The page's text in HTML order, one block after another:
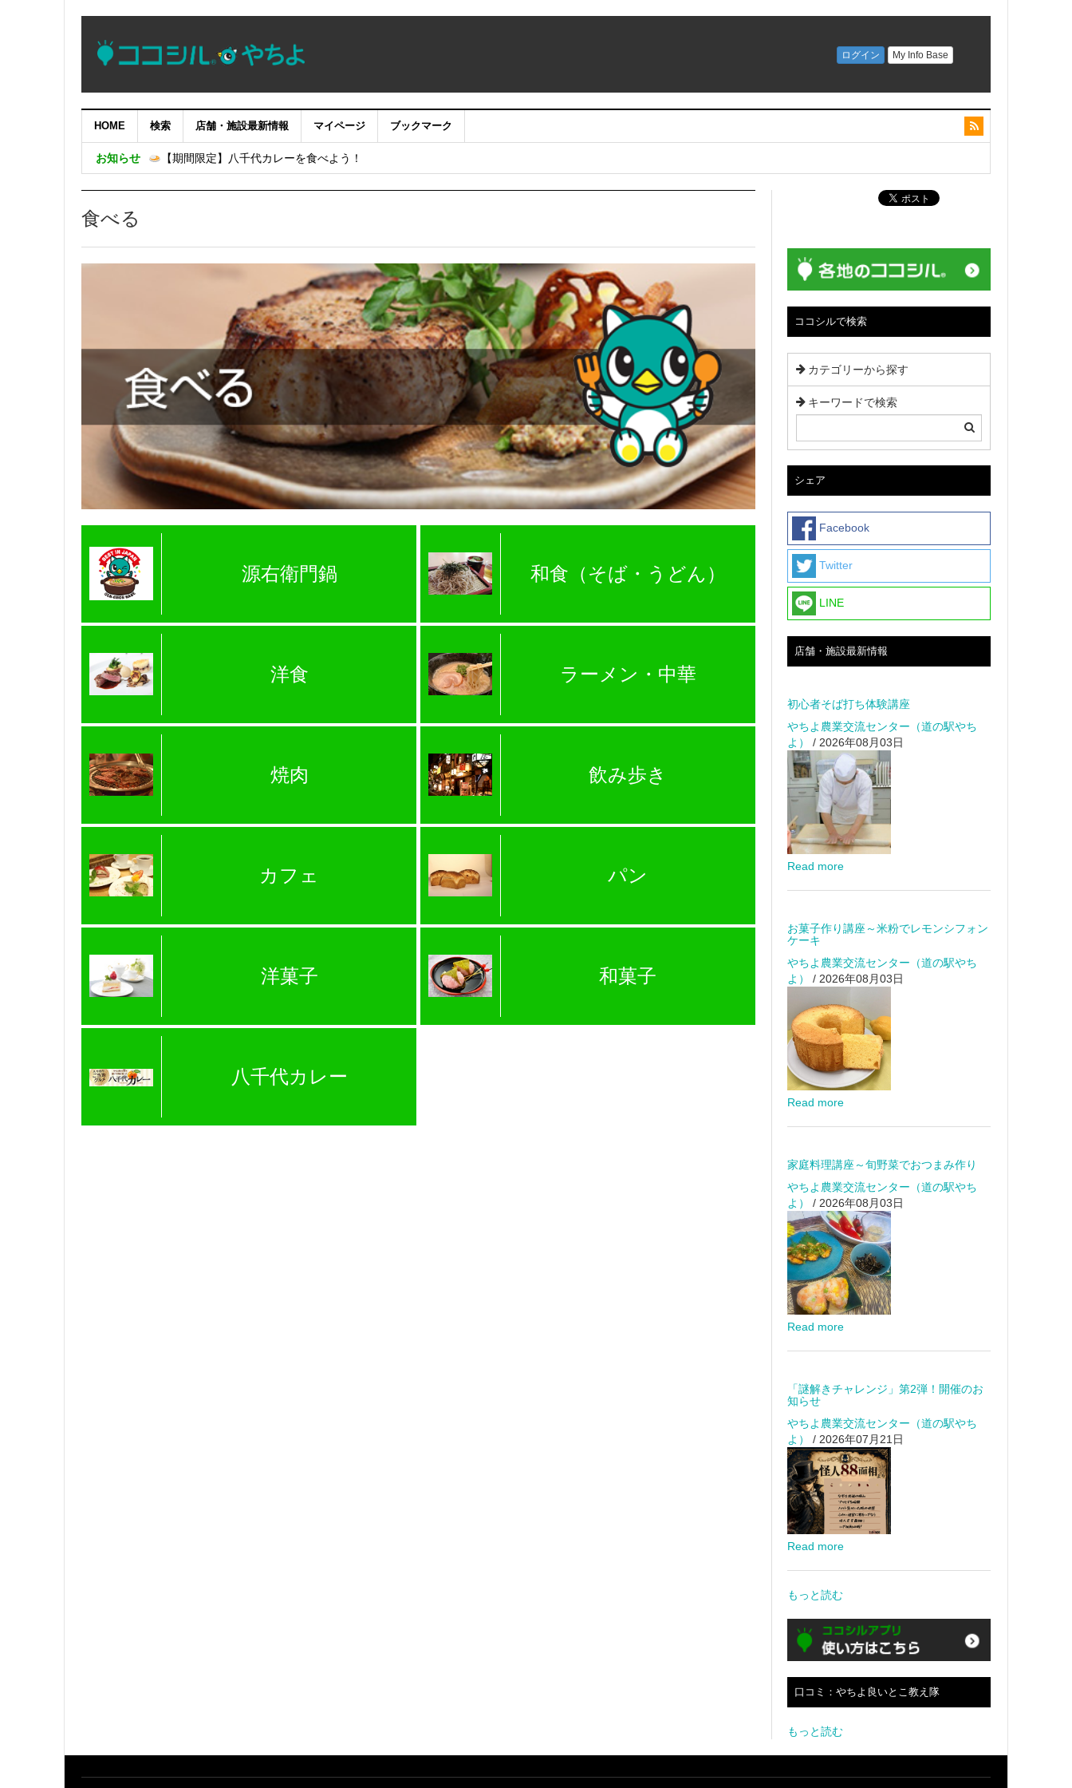
HOME 検索 店舗・施設最新情報 マイページ ブックマーク
お知らせ
やっちブランドセレクション2026 商品募集
【期間限定】八千代カレーを食べよう！
食べる
源右衛門鍋 和食（そば・うどん）
洋食 ラーメン・中華
焼肉 飲み歩き
カフェ パン
洋菓子 和菓子
八千代カレー
ココシルで検索
カテゴリーから探す
キーワードで検索
シェア
Facebook
Twitter
LINE
店舗・施設最新情報
初心者そば打ち体験講座
やちよ農業交流センター（道の駅やち
よ）
/ 2026年08月03日
Read more
お菓子作り講座～米粉でレモンシフォン
ケーキ
やちよ農業交流センター（道の駅やち
よ）
/ 2026年08月03日
Read more
家庭料理講座～旬野菜でおつまみ作り
やちよ農業交流センター（道の駅やち
よ）
/ 2026年08月03日
Read more
「謎解きチャレンジ」第2弾！開催のお
知らせ
やちよ農業交流センター（道の駅やち
よ）
/ 2026年07月21日
Read more
もっと読む
口コミ：やちよ良いとこ教え隊
もっと読む